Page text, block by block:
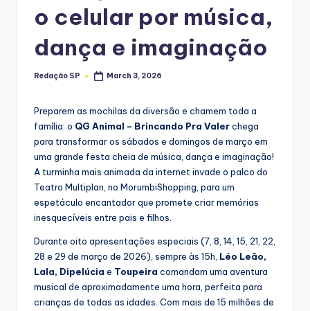
o celular por música,
dança e imaginação
Posted
Redação SP March 3, 2026
Preparem as mochilas da diversão e chamem toda a
família: o QG Animal – Brincando Pra Valerchega
para transformar os sábados e domingos de março em
uma grande festa cheia de música, dança e imaginação!
A turminha mais animada da internet invade o palco do
Teatro Multiplan, no MorumbiShopping, para um
espetáculo encantador que promete criar memórias
inesquecíveis entre pais e filhos.
Durante oito apresentações especiais (7, 8, 14, 15, 21, 22,
28 e 29 de março de 2026), sempre às 15h, Léo Leão,
Lala, Dipelúcia e Toupeira comandam uma aventura
musical de aproximadamente uma hora, perfeita para
crianças de todas as idades. Com mais de 15 milhões de